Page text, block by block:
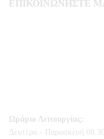
ΕΠΙΚΟΙΝΩΝΉΣΤΕ
Ωράριο Λειτουργίας:
Δευτέρα - Παρασκευή